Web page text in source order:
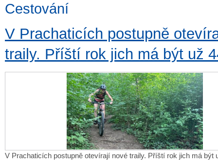
Cestování
V Prachaticích postupně
traily. Příští rok jich má být už
V Prachaticích postupně otevírají nové traily. Příští rok jich má být